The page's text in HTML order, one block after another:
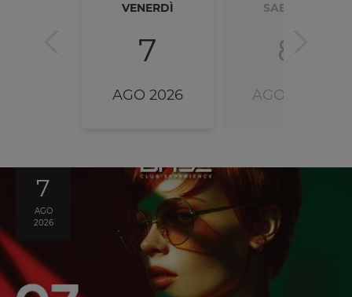
VENERDÌ
7
AGO 2026
SABATO
8
AGO 2026
7
AGO
2026